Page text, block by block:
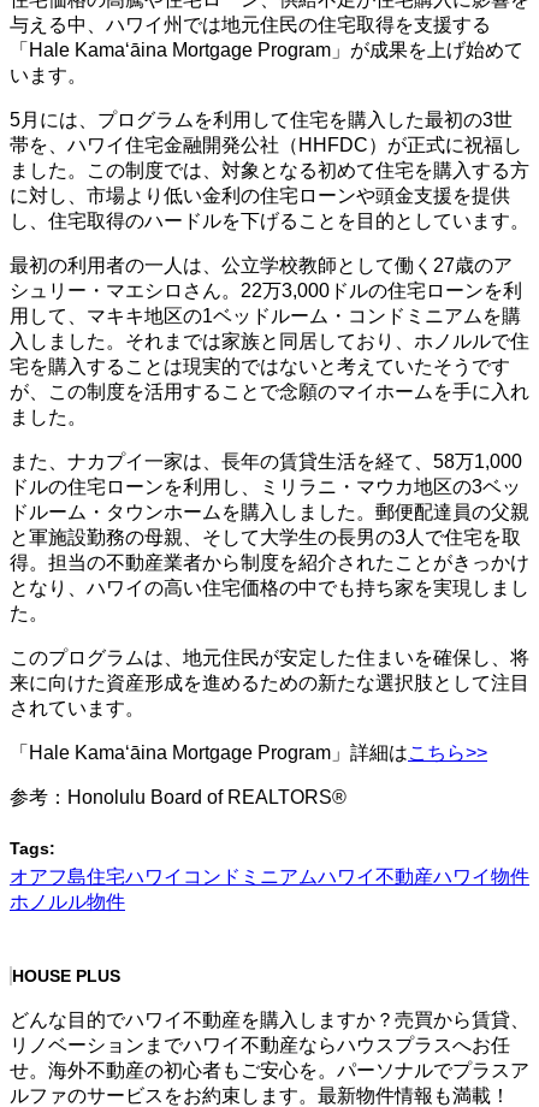
与える中、ハワイ州では地元住民の住宅取得を支援する
「Hale Kamaʻāina Mortgage Program」が成果を上げ始めて
います。
5月には、プログラムを利用して住宅を購入した最初の3世
帯を、ハワイ住宅金融開発公社（HHFDC）が正式に祝福し
ました。この制度では、対象となる初めて住宅を購入する方
に対し、市場より低い金利の住宅ローンや頭金支援を提供
し、住宅取得のハードルを下げることを目的としています。
最初の利用者の一人は、公立学校教師として働く27歳のア
シュリー・マエシロさん。22万3,000ドルの住宅ローンを利
用して、マキキ地区の1ベッドルーム・コンドミニアムを購
入しました。それまでは家族と同居しており、ホノルルで住
宅を購入することは現実的ではないと考えていたそうです
が、この制度を活用することで念願のマイホームを手に入れ
ました。
また、ナカプイ一家は、長年の賃貸生活を経て、58万1,000
ドルの住宅ローンを利用し、ミリラニ・マウカ地区の3ベッ
ドルーム・タウンホームを購入しました。郵便配達員の父親
と軍施設勤務の母親、そして大学生の長男の3人で住宅を取
得。担当の不動産業者から制度を紹介されたことがきっかけ
となり、ハワイの高い住宅価格の中でも持ち家を実現しまし
た。
このプログラムは、地元住民が安定した住まいを確保し、将
来に向けた資産形成を進めるための新たな選択肢として注目
されています。
「Hale Kamaʻāina Mortgage Program」詳細はこちら>>
参考：Honolulu Board of REALTORS®
Tags:
オアフ島住宅ハワイコンドミニアムハワイ不動産ハワイ物件
ホノルル物件
HOUSE PLUS
どんな目的でハワイ不動産を購入しますか？売買から賃貸、
リノベーションまでハワイ不動産ならハウスプラスへお任
せ。海外不動産の初心者もご安心を。パーソナルでプラスア
ルファのサービスをお約束します。最新物件情報も満載！